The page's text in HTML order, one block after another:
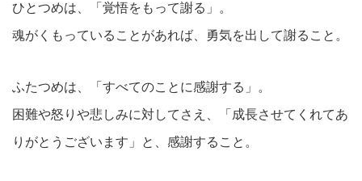
ひとつめは、「覚悟をもって謝る」。
魂がくもっていることがあれば、勇気を出して謝ること。
ふたつめは、「すべてのことに感謝する」。
困難や怒りや悲しみに対してさえ、「成長させてくれてあ
りがとうございます」と、感謝すること。